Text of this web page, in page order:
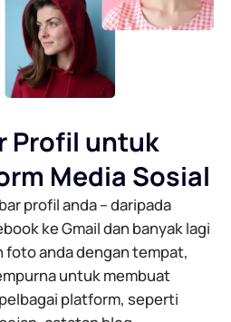
Profil untuk
Media Sosial
profil anda – daripada
ke Gmail dan banyak lagi
foto anda dengan tempat,
untuk membuat
platform, seperti